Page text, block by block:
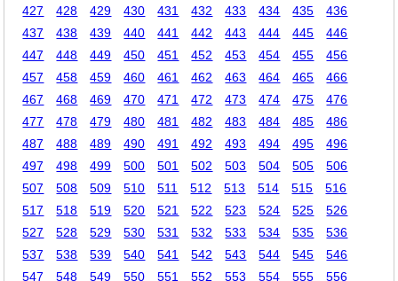
427
428 429 430 431 432 433 434 435
436
437
438 439 440 441 442 443 444 445
446
447
448 449 450 451 452 453 454 455
456
457
458 459 460 461 462 463 464 465
466
467
468 469 470 471 472 473 474 475
476
477
478 479 480 481 482 483 484 485
486
487
488 489 490 491 492 493 494 495
496
497
498 499 500 501 502 503 504 505
506
507
508 509 510 511 512 513 514 515
516
517
518 519 520 521 522 523 524 525
526
527
528 529 530 531 532 533 534 535
536
537
538 539 540 541 542 543 544 545
546
547
548 549 550 551 552 553 554 555
556